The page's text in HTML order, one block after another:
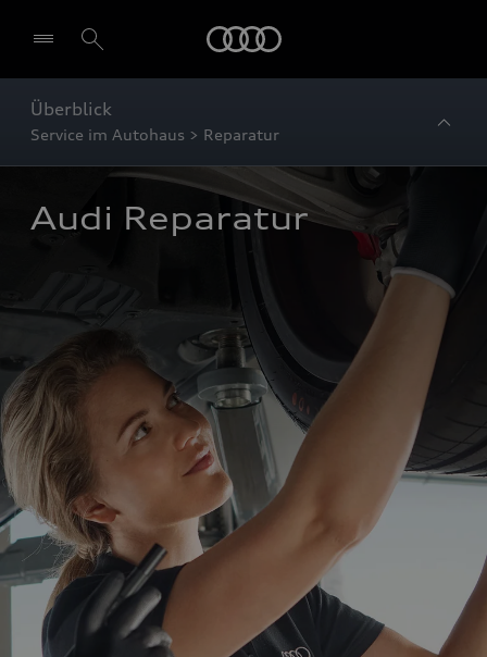
Überblick
Service im Autohaus > Reparatur
Audi Reparatur